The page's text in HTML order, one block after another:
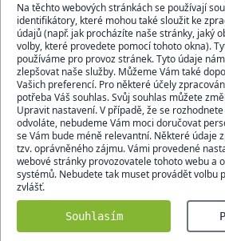
Na těchto webových stránkách se používají
identifikátory, které mohou také sloužit ke
údajů (např. jak procházíte naše stránky, jaký
volby, které provedete pomocí tohoto okna).
používáme pro provoz stránek. Tyto údaje
zlepšovat naše služby. Můžeme Vám také
Vašich preferencí. Pro některé účely
potřeba Váš souhlas. Svůj souhlas můžete
Upravit nastavení. V případě, že se
odvoláte, nebudeme Vám moci doručovat
se Vám bude méně relevantní. Některé údaje
tzv. oprávněného zájmu. Vámi provedené
webové stránky provozovatele tohoto webu a
systémů. Nebudete tak muset provádět volbu
zvlášť.
Souhlasím
DOPRAVCI
BEZPEČNÝ OBCHOD
Domacidoplnky.cz © 2007 -
Všechna práva